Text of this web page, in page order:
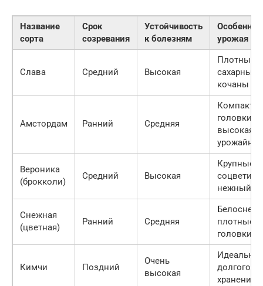
Название
сорта
Срок
созревания
Устойчивость
к болезням
урожая
Слава Средний Высокая
Плотные,
сахарные
кочаны
Амстордам Ранний Средняя
головки,
высокая
Вероника
(брокколи)
Средний Высокая
Крупные
соцветия,
нежный
Снежная
(цветная)
Ранний Средняя
плотные
головки
Кимчи Поздний
Очень
высокая
Идеальна
долгого
хранения